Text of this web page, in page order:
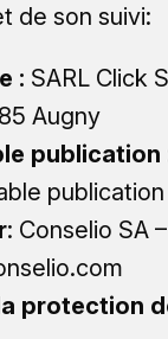
de son suivi:
: SARL Click
Augny
publication
: Conselio SA
protection